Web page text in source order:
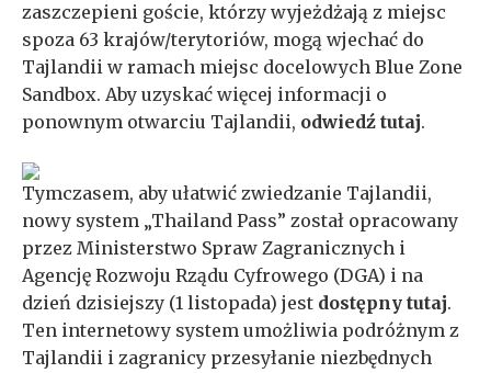
zaszczepieni goście, którzy wyjeżdżają z miejsc
spoza 63 krajów/terytoriów, mogą wjechać do
Tajlandii w ramach miejsc docelowych Blue Zone
Sandbox. Aby uzyskać więcej informacji o
ponownym otwarciu Tajlandii, odwiedź tutaj.
Tymczasem, aby ułatwić zwiedzanie Tajlandii,
nowy system „Thailand Pass” został opracowany
przez Ministerstwo Spraw Zagranicznych i
Agencję Rozwoju Rządu Cyfrowego (DGA) i na
dzień dzisiejszy (1 listopada) jest dostępny tutaj.
Ten internetowy system umożliwia podróżnym z
Tajlandii i zagranicy przesyłanie niezbędnych